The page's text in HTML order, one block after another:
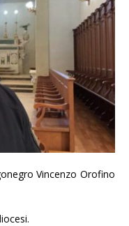
Vincenzo Orofino